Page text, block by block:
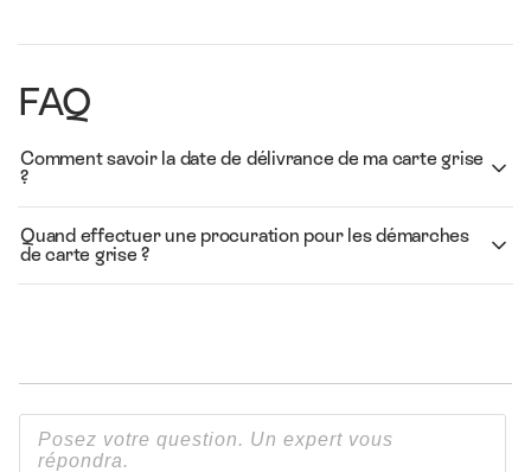
FAQ
Comment savoir la date de délivrance de ma carte grise
?
Quand effectuer une procuration pour les démarches
de carte grise ?